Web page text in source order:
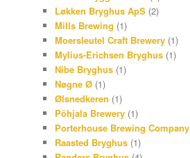
Løkken Bryghus ApS (2)
Mills Brewing (1)
Moersleutel Craft Brewery (1)
Mylius-Erichsen Bryghus (1)
Nibe Bryghus (1)
Nøgne Ø (1)
Ølsnedkeren (1)
Põhjala Brewery (1)
Porterhouse Brewing Company
Raasted Bryghus (1)